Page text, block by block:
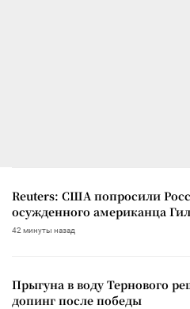
Reuters: США попросили
осужденного американца
42 минуты назад
Прыгуна в воду Тернового
допинг после победы